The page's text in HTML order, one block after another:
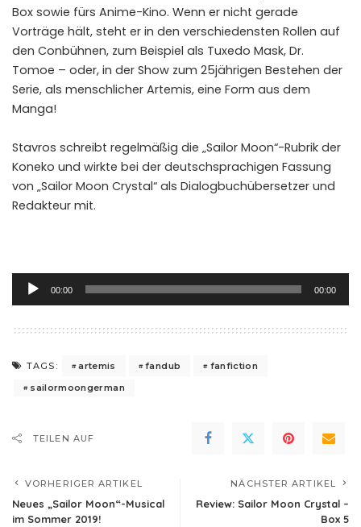
Box sowie fürs Anime-Kino. Wenn er nicht gerade
Vorträge hält, steht er in den verschiedensten Rollen auf
den Conbühnen, zum Beispiel als Tuxedo Mask, Dr.
Tomoe – oder, in der Show zum 25jährigen Bestehen der
Serie, als menschlicher Artemis, eine Form aus dem
Manga!
Stavros schreibt regelmäßig die „Sailor Moon“-Rubrik der
Koneko und wirkte bei der deutschsprachigen Fassung
von „Sailor Moon Crystal“ als Dialogbuchübersetzer und
Redakteur mit.
Audio-
Player
00:00 00:00
TAGS: artemis fandub
fanfiction
sailormoongerman
TEILEN AUF
VORHERIGER ARTIKEL
Neues „Sailor Moon“-Musical
im Sommer 2019!
NÄCHSTER ARTIKEL
Review: Sailor Moon Crystal –
Box 5